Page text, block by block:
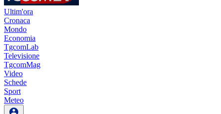
Ultim'ora
Cronaca
Mondo
Economia
TgcomLab
Televisione
TgcomMag
Video
Schede
Sport
Meteo